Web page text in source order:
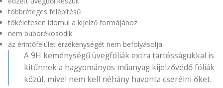
többréteges felépítésű
tökéletesen idomul a kijelző formájához
nem buborékosodik
az érintőfelület érzékenységét nem befolyásolja
A 9H keménységű üvegfóliák extra tartósságukkal is
kitűnnek a hagyományos műanyag kijelzővédő fóliák
közül, mivel nem kell néhány havonta cserélni őket.